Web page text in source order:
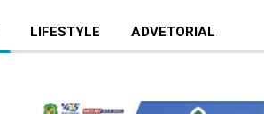
LIFESTYLE ADVETORIAL